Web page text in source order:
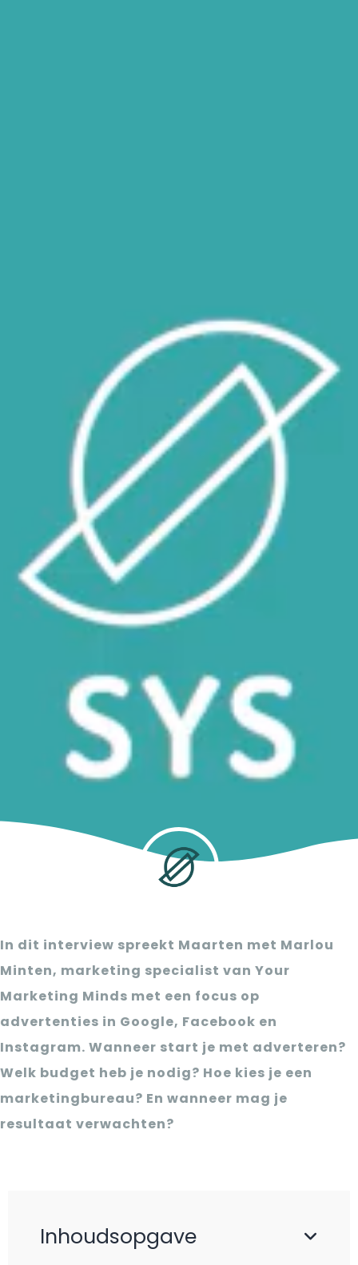
In dit interview spreekt Maarten met Marlou
Minten, marketing specialist van Your
Marketing Minds met een focus op
advertenties in Google, Facebook en
Instagram. Wanneer start je met adverteren?
Welk budget heb je nodig? Hoe kies je een
marketingbureau? En wanneer mag je
resultaat verwachten?
Inhoudsopgave